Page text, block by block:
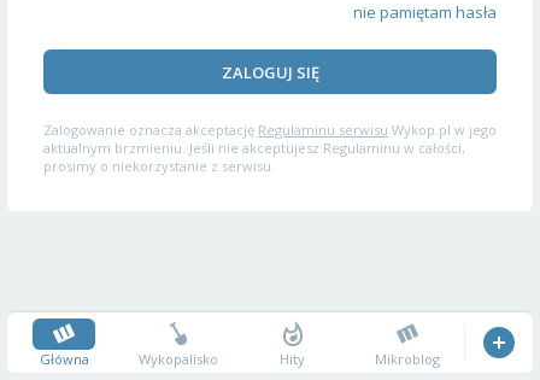
nie pamiętam hasła
ZALOGUJ SIĘ
Zalogowanie oznacza akceptację Regulaminu serwisu Wykop.pl w jego
aktualnym brzmieniu. Jeśli nie akceptujesz Regulaminu w całości,
prosimy o niekorzystanie z serwisu.
Główna Wykopalisko Hity Mikroblog